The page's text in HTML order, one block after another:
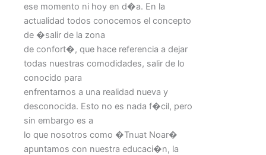
ese momento ni hoy en d�a. En la
actualidad todos conocemos el concepto
de �salir de la zona
de confort�, que hace referencia a dejar
todas nuestras comodidades, salir de lo
conocido para
enfrentarnos a una realidad nueva y
desconocida. Esto no es nada f�cil, pero
sin embargo es a
lo que nosotros como �Tnuat Noar�
apuntamos con nuestra educaci�n, la